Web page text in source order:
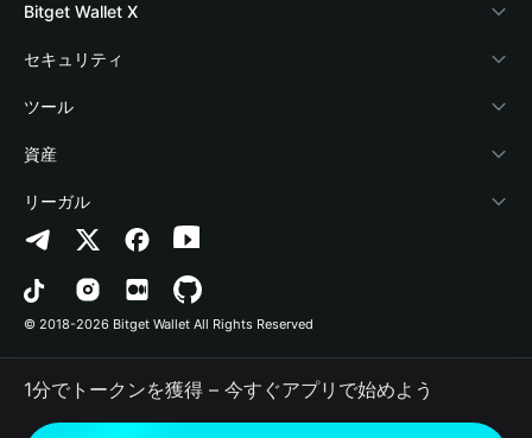
ブログ
アカデミー
暗号資産ニュース
Help Center
お問い合わせ
ブランドリソース
キャリア
Crypto Card
Stablecoin Earn
Payfi Crypto
Crypto Swap API
Altcoin Season Index
Prediction Markets
DApp
RWA
Bitget Wallet X
デベロッパー
ウォレットを接続
Bitget Wallet Pay
プロジェクトを掲載
セキュリティ
保護基金
セキュリティ技術
ツール
暗号資産を購入
認証検出
コントラクト検出
一括送金
資産
Arbitrum
Avalanche
Bitcoin
Polygon
リーガル
プライバシーポリシー
利用規約
© 2018-2026 Bitget Wallet All Rights Reserved
1分でトークンを獲得 – 今すぐアプリで始めよう